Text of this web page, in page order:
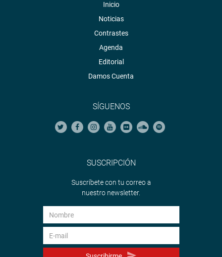
Inicio
Noticias
Contrastes
Agenda
Editorial
Damos Cuenta
SÍGUENOS
SUSCRIPCIÓN
Suscríbete con tu correo a
nuestro newsletter.